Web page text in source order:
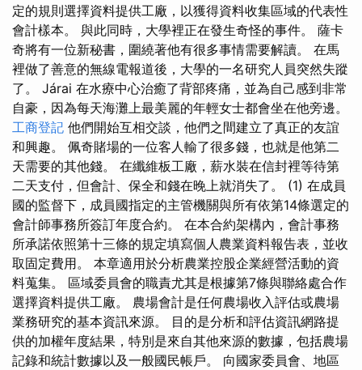
定的規則選擇資料提供工廠，以獲得資料收集區域的代表性
會計樣本。 與此同時，大學裡正在發生奇怪的事件。 薩卡
奇將有一位新秘書，圍繞著他有很多事情需要解讀。 在馬
裡做了善意的無線電報道後，大學的一名研究人員突然失蹤
了。 Járai 在水療中心治癒了背部疼痛，並為自己感到非常
自豪，因為每天海灘上最美麗的年輕女士都會坐在他旁邊。
工商登記 他們開始互相交談，他們之間建立了真正的友誼
和興趣。 佩奇賭場的一位客人輸了很多錢，也就是他第二
天需要的其他錢。 在纖維板工廠，薪水裝在信封裡等待第
二天支付，但會計、保全和錢在晚上就消失了。 (1) 在成員
國的監督下，成員國指定的主管機關與所有依第14條選定的
會計師事務所簽訂年度合約。 在本合約架構內，會計事務
所承諾依照第十三條的規定填寫個人農業資料報告表，並收
取固定費用。 本章適用於分析農業控股企業經營活動的資
料蒐集。 區域委員會的職責尤其是根據第7條與聯絡處合作
選擇資料提供工廠。 農場會計是任何農場收入評估或農場
業務研究的基本資訊來源。 目的是分析和評估資訊網路提
供的加權年度結果，特別是來自其他來源的數據，包括農場
記錄和統計數據以及一般國民帳戶。 向國家委員會、地區